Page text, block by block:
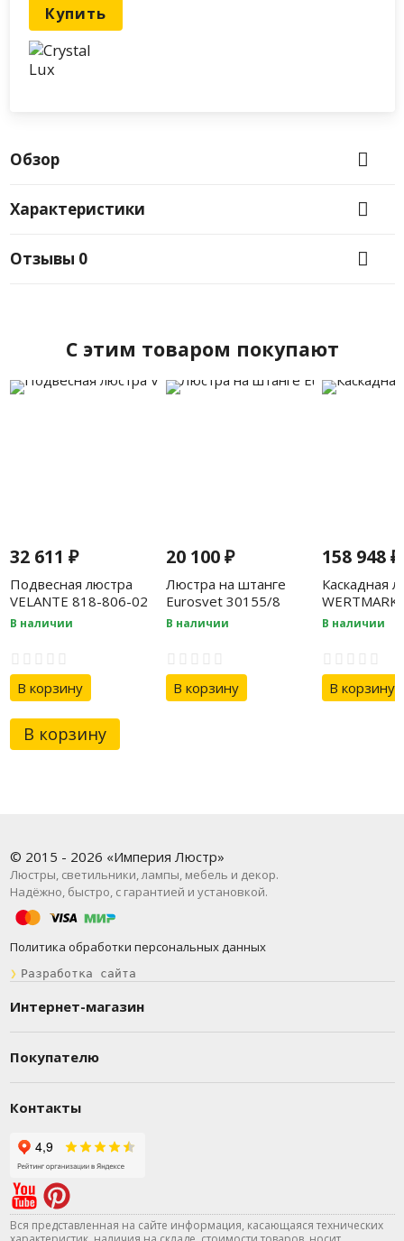
Купить
Обзор
Характеристики
Отзывы 0
C этим товаром покупают
32 611 ₽
Подвесная люстра
VELANTE 818-806-02
В наличии
В корзину
20 100₽
Люстра на штанге
Eurosvet 30155/8
белый
В наличии
В корзину
158 948₽
Каскадная
WERTMARK
В наличии
В корзину
В корзину
© 2015 - 2026 «Империя Люстр»
Люстры, светильники, лампы, мебель и декор.
Надёжно, быстро, с гарантией и установкой.
Политика обработки персональных данных
❯ Разработка сайта
Интернет-магазин
Покупателю
Контакты
Вся представленная на сайте информация, касающаяся технических